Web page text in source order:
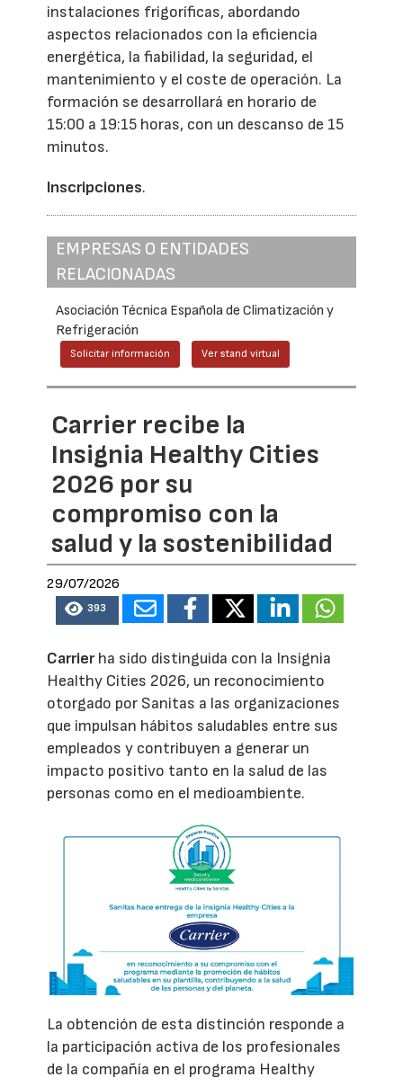
instalaciones frigoríficas, abordando
aspectos relacionados con la eficiencia
energética, la fiabilidad, la seguridad, el
mantenimiento y el coste de operación. La
formación se desarrollará en horario de
15:00 a 19:15 horas, con un descanso de 15
minutos.
Inscripciones.
EMPRESAS O ENTIDADES
RELACIONADAS
Asociación Técnica Española de Climatización y
Refrigeración
Solicitar información Ver stand virtual
Carrier recibe la
Insignia Healthy Cities
2026 por su
compromiso con la
salud y la sostenibilidad
29/07/2026
393
Carrierha sido distinguida con la Insignia
Healthy Cities 2026, un reconocimiento
otorgado por Sanitas a las organizaciones
que impulsan hábitos saludables entre sus
empleados y contribuyen a generar un
impacto positivo tanto en la salud de las
personas como en el medioambiente.
La obtención de esta distinción responde a
la participación activa de los profesionales
de la compañía en el programa Healthy